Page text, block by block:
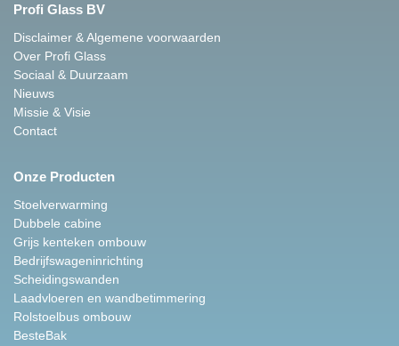
Profi Glass BV
Disclaimer & Algemene voorwaarden
Over Profi Glass
Sociaal & Duurzaam
Nieuws
Missie & Visie
Contact
Onze Producten
Stoelverwarming
Dubbele cabine
Grijs kenteken ombouw
Bedrijfswageninrichting
Scheidingswanden
Laadvloeren en wandbetimmering
Rolstoelbus ombouw
BesteBak